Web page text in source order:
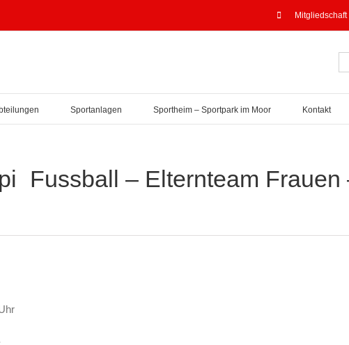
Mitgliedschaft
Sportanlagen Sportheim – Sportpark im Moor Kontakt
Fussball – Elternteam Frauen